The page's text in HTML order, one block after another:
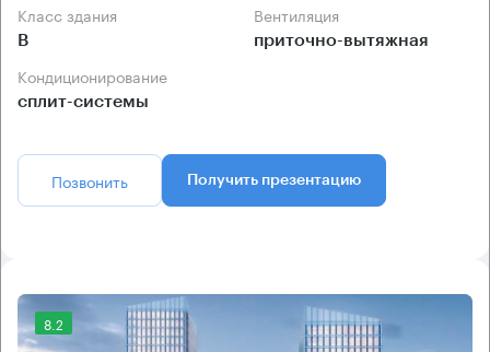
Класс здания
B
Вентиляция
приточно-вытяжная
Кондиционирование
сплит-системы
Позвонить Получить презентацию
8.2